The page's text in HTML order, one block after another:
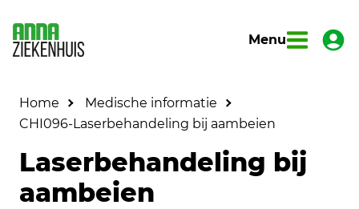
Menu
Home
Medische informatie
CHI096-Laserbehandeling bij aambeien
Laserbehandeling bij
aambeien